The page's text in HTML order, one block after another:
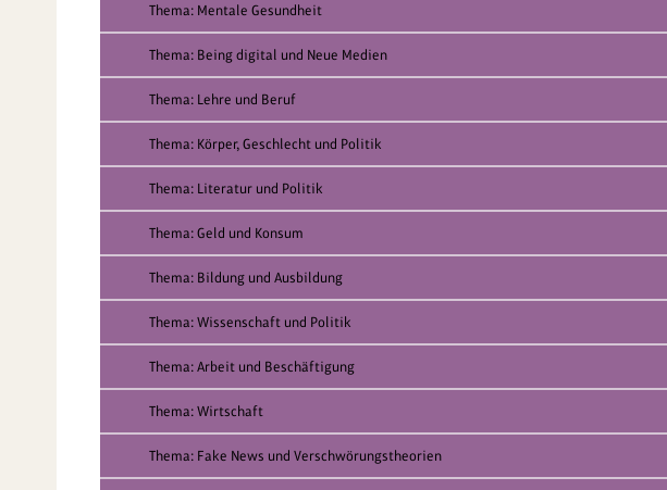
Thema: Mentale Gesundheit
Thema: Being digital und Neue Medien
Thema: Lehre und Beruf
Thema: Körper, Geschlecht und Politik
Thema: Literatur und Politik
Thema: Geld und Konsum
Thema: Bildung und Ausbildung
Thema: Wissenschaft und Politik
Thema: Arbeit und Beschäftigung
Thema: Wirtschaft
Thema: Fake News und Verschwörungstheorien